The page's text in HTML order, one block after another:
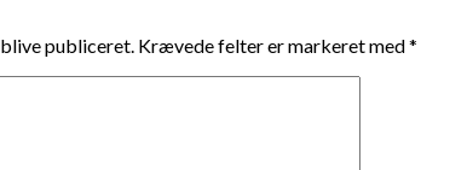
publiceret. Krævede felter er markeret med*